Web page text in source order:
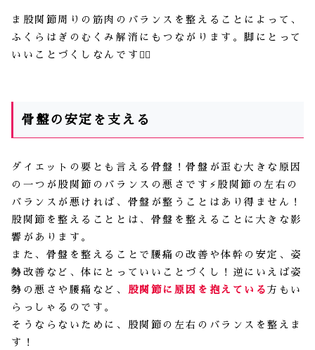
ま股関節周りの筋肉のバランスを整えることによって、
ふくらはぎのむくみ解消にもつながります。脚にとって
いいことづくしなんです🙆‍♀️
骨盤の安定を支える
ダイエットの要とも言える骨盤！骨盤が歪む大きな原因
の一つが股関節のバランスの悪さです⚡️股関節の左右の
バランスが悪ければ、骨盤が整うことはあり得ません！
股関節を整えることとは、骨盤を整えることに大きな影
響があります。
また、骨盤を整えることで腰痛の改善や体幹の安定、姿
勢改善など、体にとっていいことづくし！逆にいえば姿
勢の悪さや腰痛など、 股関節に原因を抱えている方もい
らっしゃるのです。
そうならないために、股関節の左右のバランスを整えま
す！